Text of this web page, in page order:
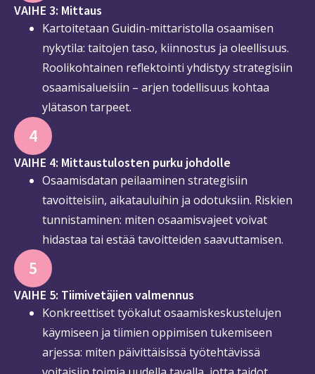
VAIHE 3: Mittaus
Kartoitetaan Guidin-mittaristolla osaamisen
nykytila: taitojen taso, kiinnostus ja oleellisuus.
Roolikohtainen reflektointi yhdistyy strategisiin
osaamisalueisiin – arjen todellisuus kohtaa
ylätason tarpeet.
4
VAIHE 4: Mittaustulosten purku johdolle
Osaamisdatan peilaaminen strategisiin
tavoitteisiin, aikatauluihin ja odotuksiin. Riskien
tunnistaminen: miten osaamisvajeet voivat
hidastaa tai estää tavoitteiden saavuttamisen.
5
VAIHE 5: Tiimivetäjien valmennus
Konkreettiset työkalut osaamiskeskustelujen
käymiseen ja tiimien oppimisen tukemiseen
arjessa: miten päivittäisissä työtehtävissä